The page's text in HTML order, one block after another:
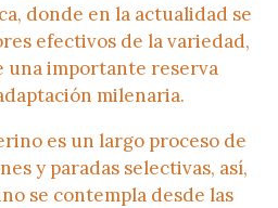
donde en la actualidad se
efectivos de la variedad,
una importante reserva
milenaria.
es un largo proceso de
y paradas selectivas, así,
se contempla desde las